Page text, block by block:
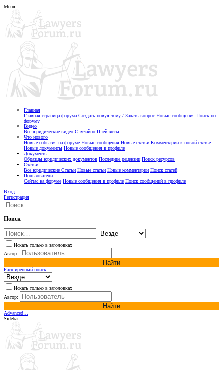
Меню
Главная
Главная страница форума Создать новую тему / Задать вопрос Новые сообщения Поиск по
форуму
Видео
Все юридические видео Случайно Плейлисты
Что нового
Новые события на форуме Новые сообщения Новые статьи Комментарии к новой статье
Новые документы Новые сообщения в профиле
Документы
Образцы юридических документов Последние рецензии Поиск ресурсов
Статьи
Все юридические Статьи Новые статьи Новые комментарии Поиск статей
Пользователи
Сейчас на форуме Новые сообщения в профиле Поиск сообщений в профиле
Вход
Регистрация
Поиск
Искать только в заголовках
Автор:
Найти
Расширенный поиск…
Искать только в заголовках
Автор:
Найти
Advanced…
Sidebar